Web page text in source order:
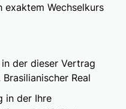
Wechselkurs
der dieser Vertrag
Real
in der Ihre